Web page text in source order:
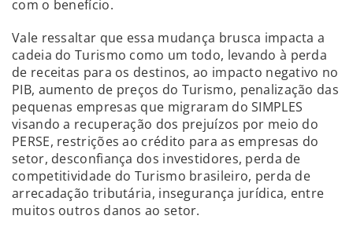
com o benefício.
Vale ressaltar que essa mudança brusca impacta a
cadeia do Turismo como um todo, levando à perda
de receitas para os destinos, ao impacto negativo no
PIB, aumento de preços do Turismo, penalização das
pequenas empresas que migraram do SIMPLES
visando a recuperação dos prejuízos por meio do
PERSE, restrições ao crédito para as empresas do
setor, desconfiança dos investidores, perda de
competitividade do Turismo brasileiro, perda de
arrecadação tributária, insegurança jurídica, entre
muitos outros danos ao setor.